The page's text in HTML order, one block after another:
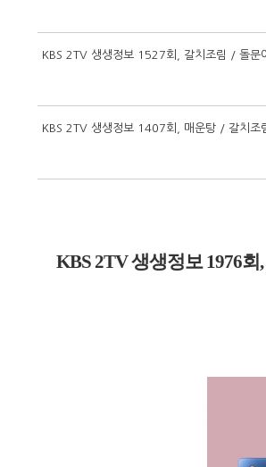
KBS 2TV 생생정보 1527회, 갈치조림 / 돌문
KBS 2TV 생생정보 1407회, 매운탕 / 갈치조
KBS 2TV 생생정보 1976